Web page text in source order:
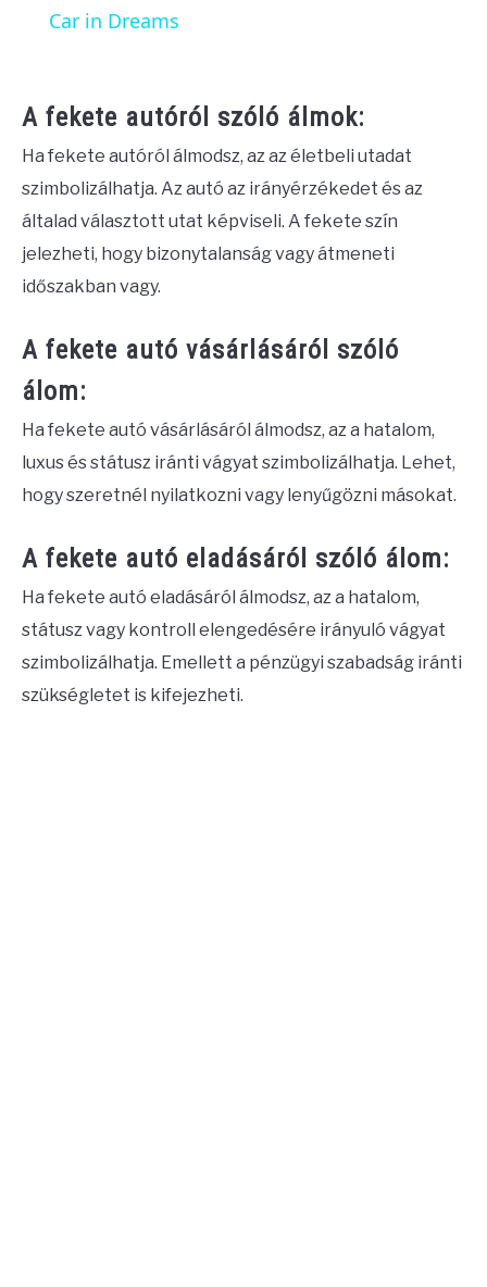
Car in Dreams
A fekete autóról szóló álmok:
Ha fekete autóról álmodsz, az az életbeli utadat
szimbolizálhatja. Az autó az irányérzékedet és az
általad választott utat képviseli. A fekete szín
jelezheti, hogy bizonytalanság vagy átmeneti
időszakban vagy.
A fekete autó vásárlásáról szóló
álom:
Ha fekete autó vásárlásáról álmodsz, az a hatalom,
luxus és státusz iránti vágyat szimbolizálhatja. Lehet,
hogy szeretnél nyilatkozni vagy lenyűgözni másokat.
A fekete autó eladásáról szóló álom:
Ha fekete autó eladásáról álmodsz, az a hatalom,
státusz vagy kontroll elengedésére irányuló vágyat
szimbolizálhatja. Emellett a pénzügyi szabadság iránti
szükségletet is kifejezheti.